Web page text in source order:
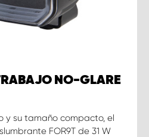
NO-GLARE
y su tamaño compacto, el
FOR9T de 31 W